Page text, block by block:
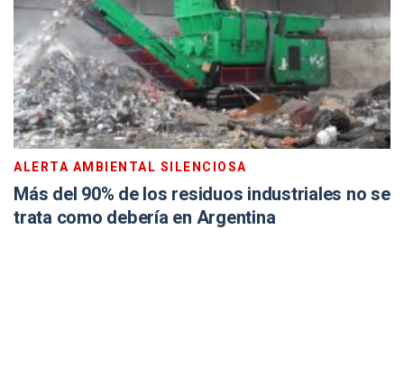
ALERTA AMBIENTAL SILENCIOSA
Más del 90% de los residuos industriales no se
trata como debería en Argentina